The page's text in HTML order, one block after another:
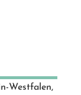
Westfalen,